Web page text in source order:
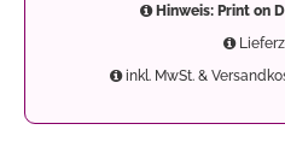
Hinweis: Print on
inkl. MwSt. &